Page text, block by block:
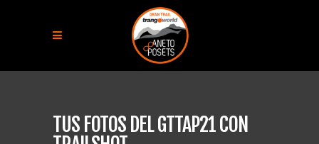
TUS FOTOS DEL GTTAP21 CON